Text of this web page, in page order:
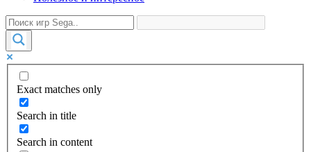
Exact matches only
Search in title
Search in content